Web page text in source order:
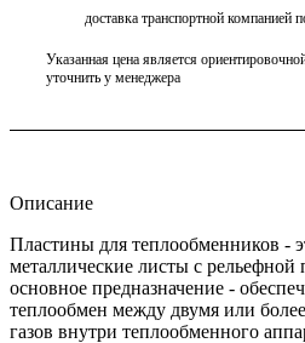
доставка транспортной компанией
Указанная цена является
уточнить у менеджера
Описание
Пластины для теплообменников -
металлические листы с
основное предназначение -
теплообмен между двумя или
газов внутри теплообменного